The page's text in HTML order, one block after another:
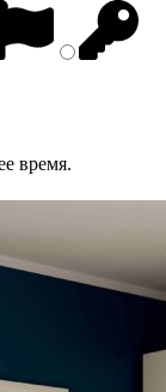
время.